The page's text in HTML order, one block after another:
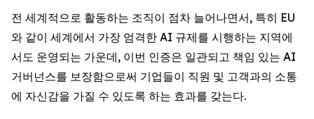
전 세계적으로 활동하는 조직이 점차 늘어나면서, 특히 EU
와 같이 세계에서 가장 엄격한 AI 규제를 시행하는 지역에
서도 운영되는 가운데, 이번 인증은 일관되고 책임 있는 AI
거버넌스를 보장함으로써 기업들이 직원 및 고객과의 소통
에 자신감을 가질 수 있도록 하는 효과를 갖는다.